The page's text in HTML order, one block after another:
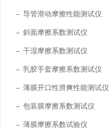
导管滑动摩擦性能测试仪
斜面摩擦系数测试仪
干湿摩擦系数测试仪
乳胶手套摩擦系数测试仪
薄膜开口性滑爽性能测试仪
包装膜摩擦系数测试仪
薄膜摩擦系数试验仪